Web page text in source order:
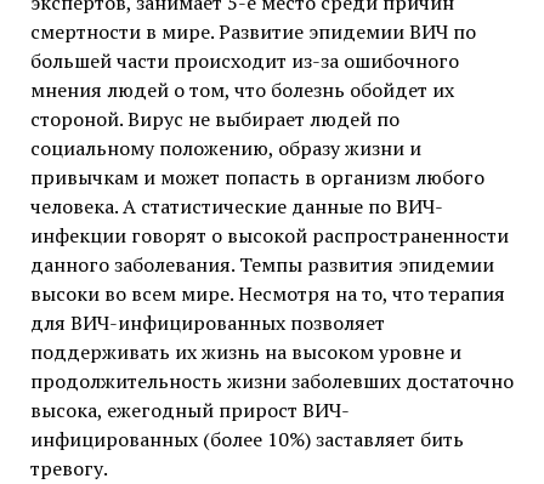
смертности в мире. Развитие эпидемии ВИЧ по
большей части происходит из-за ошибочного
мнения людей о том, что болезнь обойдет их
стороной. Вирус не выбирает людей по
социальному положению, образу жизни и
привычкам и может попасть в организм любого
человека. А статистические данные по ВИЧ-
инфекции говорят о высокой распространенности
данного заболевания. Темпы развития эпидемии
высоки во всем мире. Несмотря на то, что терапия
для ВИЧ-инфицированных позволяет
поддерживать их жизнь на высоком уровне и
продолжительность жизни заболевших достаточно
высока, ежегодный прирост ВИЧ-
инфицированных (более 10%) заставляет бить
тревогу.